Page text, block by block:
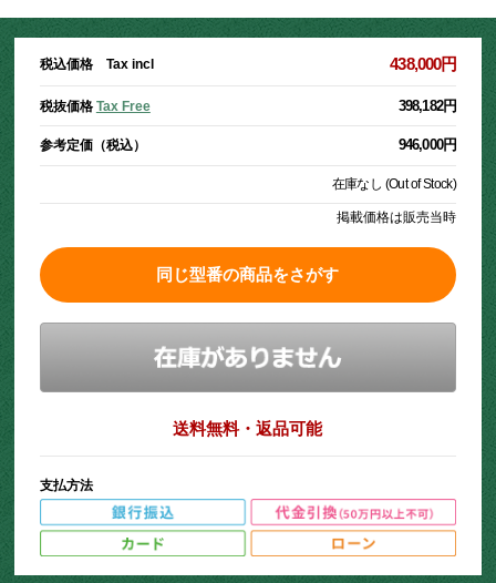
税込価格 Tax incl 438,000円
税抜価格 Tax Free 398,182円
参考定価（税込） 946,000円
在庫なし (Out of Stock)
掲載価格は販売当時
同じ型番の商品をさがす
送料無料・返品可能
支払方法